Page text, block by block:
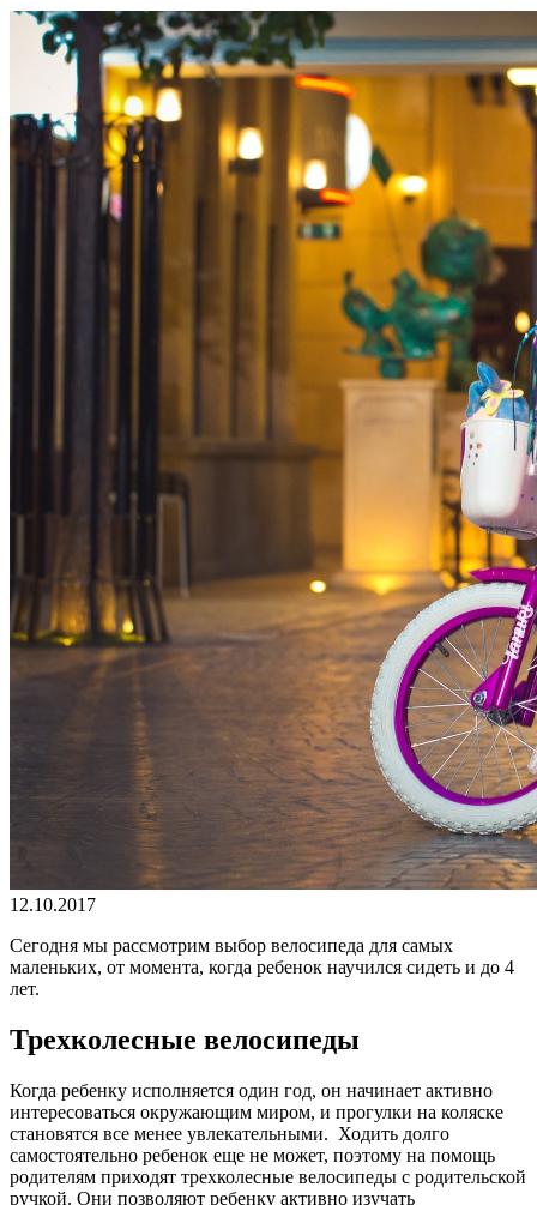
12.10.2017
Сегодня мы рассмотрим выбор велосипеда для самых
маленьких, от момента, когда ребенок научился сидеть и до 4
лет.
Трехколесные велосипеды
Когда ребенку исполняется один год, он начинает активно
интересоваться окружающим миром, и прогулки на коляске
становятся все менее увлекательными. Ходить долго
самостоятельно ребенок еще не может, поэтому на помощь
родителям приходят трехколесные велосипеды с родительской
ручкой. Они позволяют ребенку активно изучать